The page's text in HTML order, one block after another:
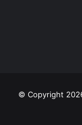
© Copyright